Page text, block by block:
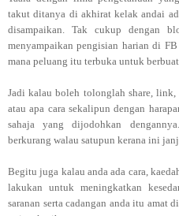
takut ditanya di akhirat kelak andai
disampaikan. Tak cukup dengan
menyampaikan pengisian harian di
mana peluang itu terbuka untuk
Jadi kalau boleh tolonglah share,
atau apa cara sekalipun dengan
sahaja yang dijodohkan
berkurang walau satupun kerana ini
Begitu juga kalau anda ada cara,
lakukan untuk meningkatkan
saranan serta cadangan anda itu amat